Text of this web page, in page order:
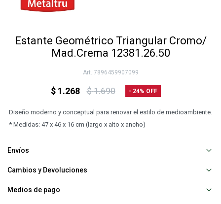
Estante Geométrico Triangular Cromo/
Mad.Crema 12381.26.50
7896459907099
$ 1.268 $1.690 24
Diseño moderno y conceptual para renovar el estilo de medioambiente.
* Medidas: 47 x 46 x 16 cm (largo x alto x ancho)
Envíos
Cambios y Devoluciones
Medios de pago